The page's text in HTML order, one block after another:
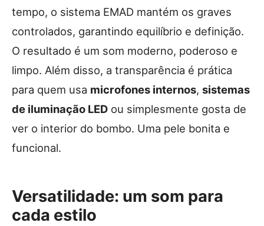
tempo, o sistema EMAD mantém os graves
controlados, garantindo equilíbrio e definição.
O resultado é um som moderno, poderoso e
limpo. Além disso, a transparência é prática
para quem usa microfones internos, sistemas
de iluminação LED ou simplesmente gosta de
ver o interior do bombo. Uma pele bonita e
funcional.
Versatilidade: um som para
cada estilo